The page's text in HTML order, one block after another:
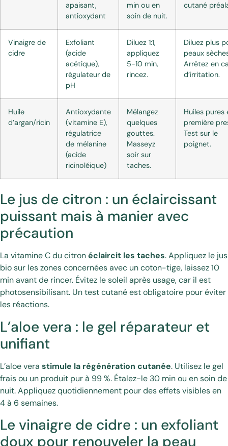
apaisant,
antioxydant
min ou en
soin de nuit.
cutané
Vinaigre de
cidre
Exfoliant
(acide
acétique),
régulateur de
pH
Diluez 1:1,
appliquez
5-10 min,
rincez.
Diluez plus
peaux
Arrêtez en
d’irritation.
Huile
d’argan/ricin
Antioxydante
(vitamine E),
régulatrice
de mélanine
(acide
ricinoléique)
Mélangez
quelques
gouttes.
Masseyz
soir sur
taches.
Huiles pures
première
Test sur le
poignet.
Le jus de citron : un éclaircissant
puissant mais à manier avec
précaution
La vitamine C du citronéclaircit les taches. Appliquez le jus
bio sur les zones concernées avec un coton-tige, laissez 10
min avant de rincer. Évitez le soleil après usage, car il est
photosensibilisant. Un test cutané est obligatoire pour éviter
les réactions.
L’aloe vera : le gel réparateur et
unifiant
L’aloe vera stimule la régénération cutanée. Utilisez le gel
frais ou un produit pur à 99 %. Étalez-le 30 min ou en soin de
nuit. Appliquez quotidiennement pour des effets visibles en
4 à 6 semaines.
Le vinaigre de cidre : un exfoliant
doux pour renouveler la peau